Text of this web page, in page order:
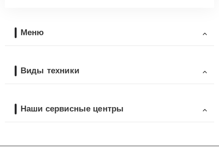
Меню
Виды техники
Наши сервисные центры